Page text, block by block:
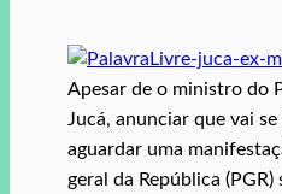
Apesar de o ministro do
Jucá, anunciar que vai
aguardar uma
geral da República